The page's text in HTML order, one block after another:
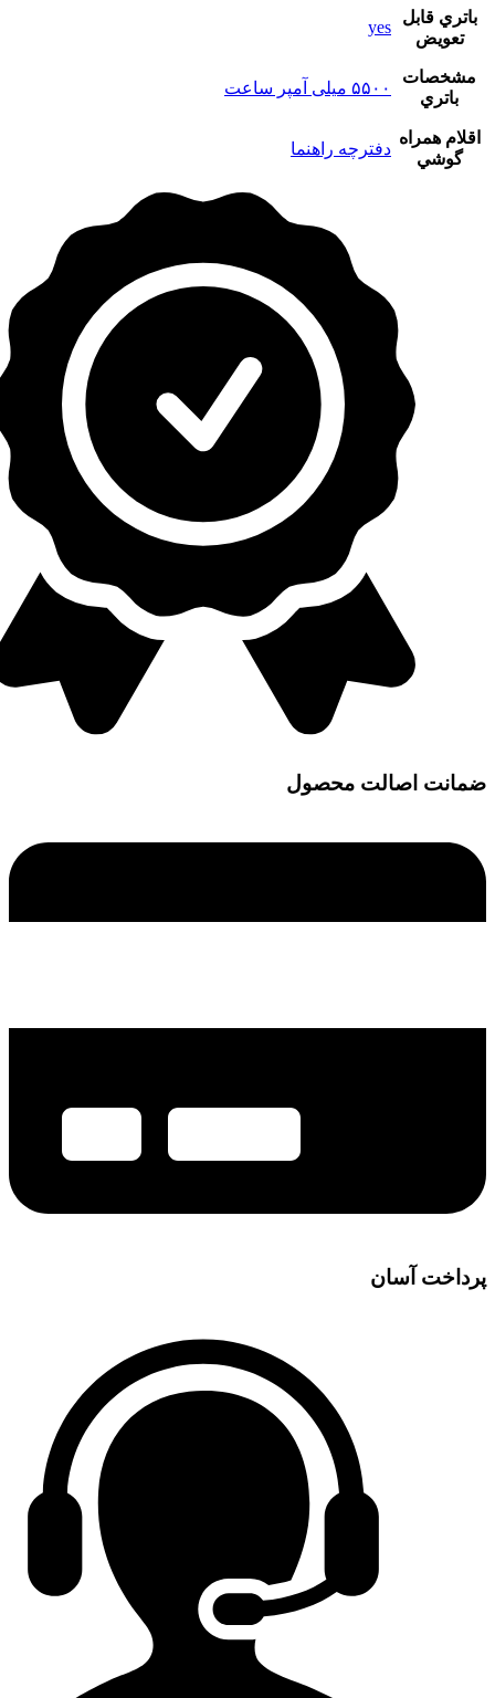
باتري قابل
تعويض
yes
مشخصات
باتري
۵۵۰۰ میلی آمپر ساعت
اقلام همراه
گوشي
دفترچه‌ راهنما
ضمانت اصالت محصول
پرداخت آسان